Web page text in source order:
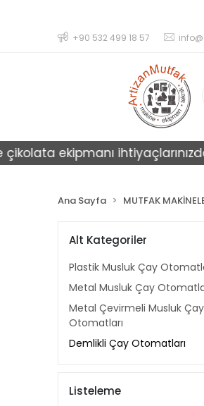
ekipmanı
+90 532 499 18 57
Ana Sayfa MUTFAK
Alt Kategoriler
Plastik Musluk Çay
Metal Musluk Çay
Metal Çevirmeli Musluk Çay
Otomatları
Demlikli Çay Otomatları
Listeleme